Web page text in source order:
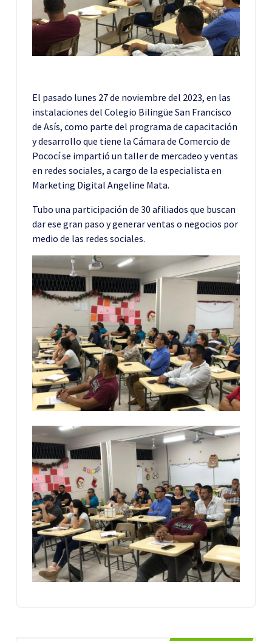
El pasado lunes 27 de noviembre del 2023, en las
instalaciones del Colegio Bilingüe San Francisco
de Asís, como parte del programa de capacitación
y desarrollo que tiene la Cámara de Comercio de
Pococí se impartió un taller de mercadeo y ventas
en redes sociales, a cargo de la especialista en
Marketing Digital Angeline Mata.
Tubo una participación de 30 afiliados que buscan
dar ese gran paso y generar ventas o negocios por
medio de las redes sociales.